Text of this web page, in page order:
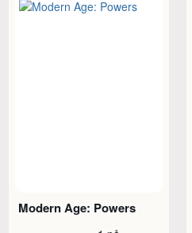
Modern Age: Powers